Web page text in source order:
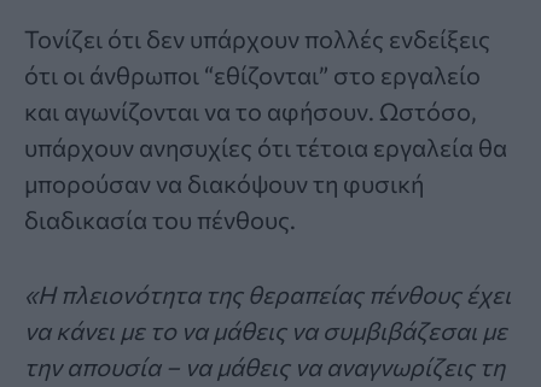
Τονίζει ότι δεν υπάρχουν πολλές ενδείξεις
ότι οι άνθρωποι “εθίζονται” στο εργαλείο
και αγωνίζονται να το αφήσουν. Ωστόσο,
υπάρχουν ανησυχίες ότι τέτοια εργαλεία θα
μπορούσαν να διακόψουν τη φυσική
διαδικασία του πένθους.
«Η πλειονότητα της θεραπείας πένθους έχει
να κάνει με το να μάθεις να συμβιβάζεσαι με
την απουσία – να μάθεις να αναγνωρίζεις τη